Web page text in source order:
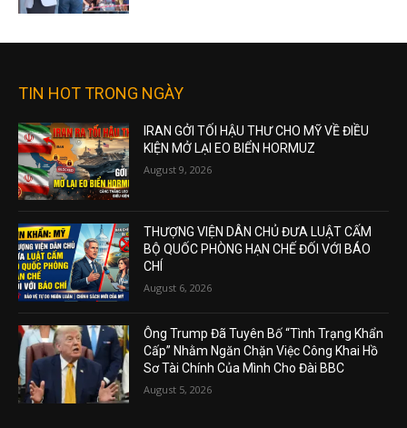
TIN HOT TRONG NGÀY
IRAN GỞI TỐI HẬU THƯ CHO MỸ VỀ ĐIỀU
KIỆN MỞ LẠI EO BIỂN HORMUZ
August 9, 2026
THƯỢNG VIỆN DÂN CHỦ ĐƯA LUẬT CẤM
BỘ QUỐC PHÒNG HẠN CHẾ ĐỐI VỚI BÁO
CHÍ
August 6, 2026
Ông Trump Đã Tuyên Bố “Tình Trạng Khẩn
Cấp” Nhằm Ngăn Chặn Việc Công Khai Hồ
Sơ Tài Chính Của Mình Cho Đài BBC
August 5, 2026